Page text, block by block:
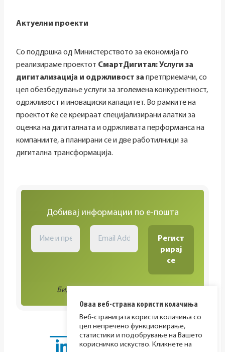
Актуелни проекти
Со поддршка од Министерството за економија го
реализираме проектот СмартДигитал: Услуги за
дигитализација и одржливост за претприемачи, со
цел обезбедување услуги за зголемена конкурентност,
одржливост и иновациски капацитет. Во рамките на
проектот ќе се креираат специјализирани алатки за
оценка на дигиталната и одржливата перформанса на
компаниите, а планирани се и две работилници за
дигитална трансформација.
Добивај информации по е-пошта
Биди во тек со сите активности!
Оваа веб-страна користи колачиња
Веб-страницата користи колачиња со
цел непречено функционирање,
статистики и подобрување на Вашето
корисничко искуство. Кликнете на